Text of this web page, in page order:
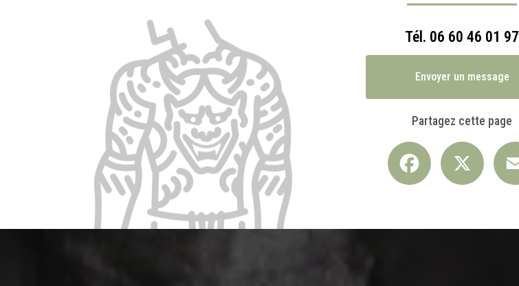
Tél. 06 60 46 01 97
Envoyer un message
Partagez cette page
Facebook